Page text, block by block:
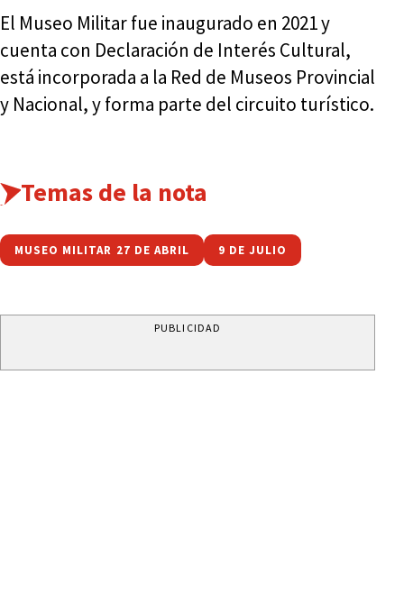
El Museo Militar fue inaugurado en 2021 y
cuenta con Declaración de Interés Cultural,
está incorporada a la Red de Museos Provincial
y Nacional, y forma parte del circuito turístico.
Temas de la nota
MUSEO MILITAR 27 DE ABRIL 9 DE JULIO
PUBLICIDAD